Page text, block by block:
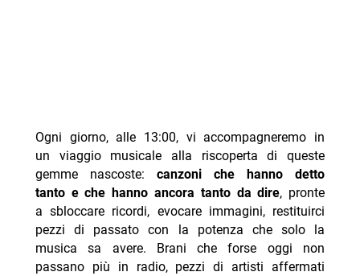
Ogni giorno, alle 13:00, vi accompagneremo in
un viaggio musicale alla riscoperta di queste
gemme nascoste: canzoni che hanno detto
tanto e che hanno ancora tanto da dire, pronte
a sbloccare ricordi, evocare immagini, restituirci
pezzi di passato con la potenza che solo la
musica sa avere. Brani che forse oggi non
passano più in radio, pezzi di artisti affermati